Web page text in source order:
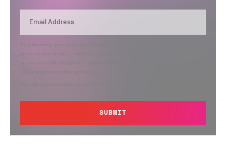
By submitting, you agree that Semperis may send you information regarding its
products and services, and use and process your personal information in
accordance with Semperis’
contacting privacy@semperis.com.
This site is protected by reCAPTCHA.
SUBMIT